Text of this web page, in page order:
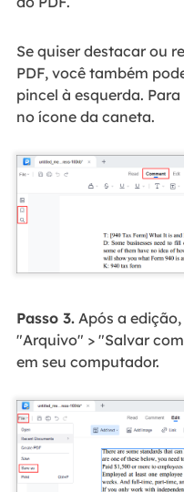
Se quiser destacar ou
PDF, você também
pincel à esquerda.
no ícone da caneta.
Passo 3.Após a
"Arquivo" > "Salvar
em seu computador.